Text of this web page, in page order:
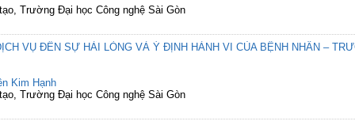
Trường Đại học Công nghệ Sài Gòn
VỤ ĐẾN SỰ HÀI LÒNG VÀ Ý ĐỊNH HÀNH VI CỦA BỆNH NHÂN –
Kim Hạnh
Trường Đại học Công nghệ Sài Gòn